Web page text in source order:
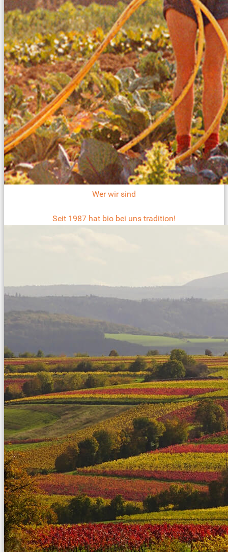
Wer wir sind
Seit 1987 hat bio bei uns tradition!